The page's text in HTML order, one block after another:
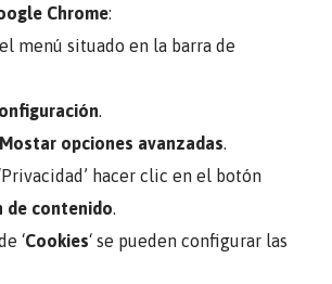
Chrome:
menú situado en la barra de
.
Mostar opciones avanzadas.
hacer clic en el botón
de contenido.
‘Cookies‘ se pueden configurar las